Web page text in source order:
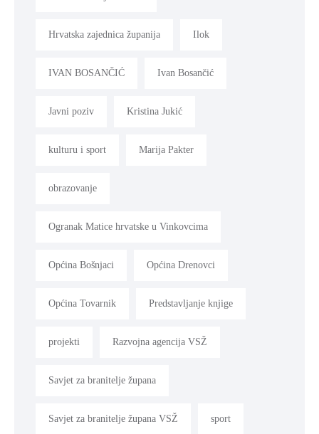
Hrvatska zajednica županija Ilok
IVAN BOSANČIĆ Ivan Bosančić
Javni poziv Kristina Jukić
kulturu i sport Marija Pakter
obrazovanje
Ogranak Matice hrvatske u Vinkovcima
Općina Bošnjaci Općina Drenovci
Općina Tovarnik Predstavljanje knjige
projekti Razvojna agencija VSŽ
Savjet za branitelje župana
Savjet za branitelje župana VSŽ sport